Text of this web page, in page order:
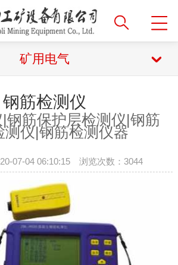
矿用电气
钢筋检测仪
|钢筋保护层检测仪|钢筋
测仪|钢筋检测仪器
07-04 06:10:15 浏览次数：3044